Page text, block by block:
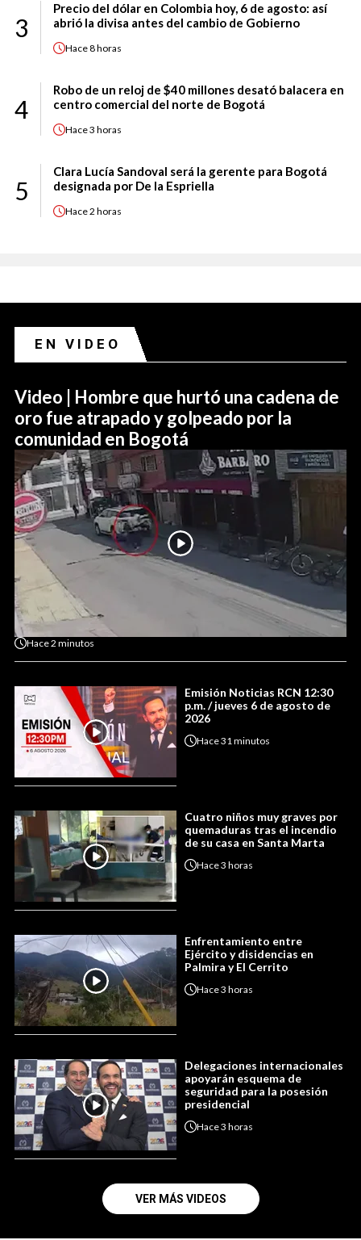
3
Precio del dólar en Colombia hoy, 6 de agosto: así
abrió la divisa antes del cambio de Gobierno
Hace8 horas
4
Robo de un reloj de $40 millones desató balacera en
centro comercial del norte de Bogotá
Hace3 horas
5
Clara Lucía Sandoval será la gerente para Bogotá
designada por De la Espriella
Hace2 horas
EN VIDEO
Video | Hombre que hurtó una cadena de
oro fue atrapado y golpeado por la
comunidad en Bogotá
Hace2 minutos
Emisión Noticias RCN 12:30
p.m. / jueves 6 de agosto de
2026
Hace31 minutos
Cuatro niños muy graves por
quemaduras tras el incendio
de su casa en Santa Marta
Hace3 horas
Enfrentamiento entre
Ejército y disidencias en
Palmira y El Cerrito
Hace3 horas
Delegaciones internacionales
apoyarán esquema de
seguridad para la posesión
presidencial
Hace3 horas
VER MÁS VIDEOS